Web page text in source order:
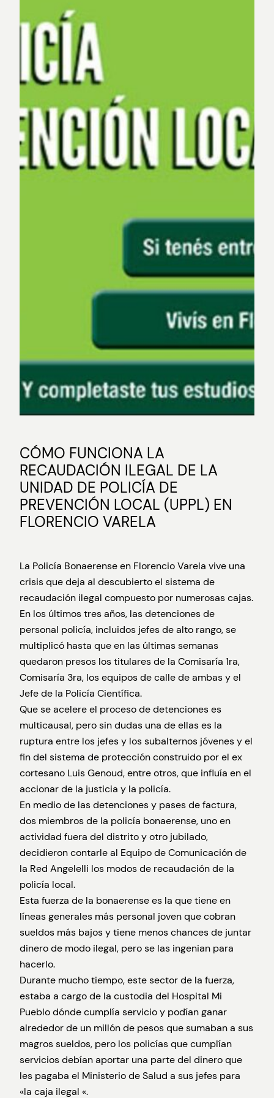
CÓMO FUNCIONA LA
RECAUDACIÓN ILEGAL DE LA
UNIDAD DE POLICÍA DE
PREVENCIÓN LOCAL (UPPL) EN
FLORENCIO VARELA
La Policía Bonaerense en Florencio Varela vive una
crisis que deja al descubierto el sistema de
recaudación ilegal compuesto por numerosas cajas.
En los últimos tres años, las detenciones de
personal policía, incluidos jefes de alto rango, se
multiplicó hasta que en las últimas semanas
quedaron presos los titulares de la Comisaría 1ra,
Comisaría 3ra, los equipos de calle de ambas y el
Jefe de la Policía Científica.
Que se acelere el proceso de detenciones es
multicausal, pero sin dudas una de ellas es la
ruptura entre los jefes y los subalternos jóvenes y el
fin del sistema de protección construido por el ex
cortesano Luis Genoud, entre otros, que influía en el
accionar de la justicia y la policía.
En medio de las detenciones y pases de factura,
dos miembros de la policía bonaerense, uno en
actividad fuera del distrito y otro jubilado,
decidieron contarle al Equipo de Comunicación de
la Red Angelelli los modos de recaudación de la
policía local.
Esta fuerza de la bonaerense es la que tiene en
líneas generales más personal joven que cobran
sueldos más bajos y tiene menos chances de juntar
dinero de modo ilegal, pero se las ingenian para
hacerlo.
Durante mucho tiempo, este sector de la fuerza,
estaba a cargo de la custodia del Hospital Mi
Pueblo dónde cumplía servicio y podían ganar
alrededor de un millón de pesos que sumaban a sus
magros sueldos, pero los policías que cumplían
servicios debían aportar una parte del dinero que
les pagaba el Ministerio de Salud a sus jefes para
«la caja ilegal «.